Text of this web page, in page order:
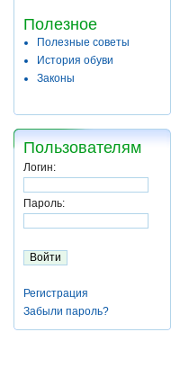
Полезное
Полезные советы
История обуви
Законы
Пользователям
Логин:
Пароль:
Регистрация
Забыли пароль?